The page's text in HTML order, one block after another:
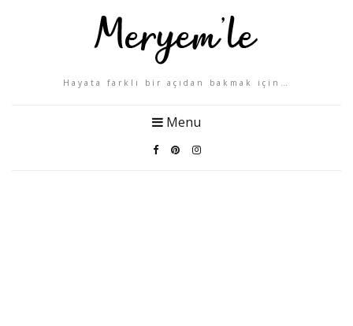
Hayata farklı bir açıdan bakmak için…
Menu